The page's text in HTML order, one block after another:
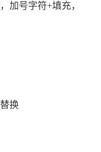
加号字符+填充，
换